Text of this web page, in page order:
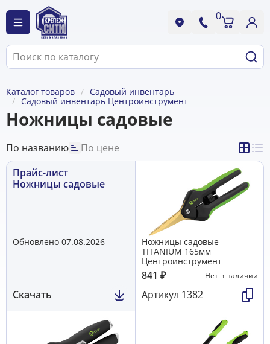
0
Каталог товаров
Садовый инвентарь
Садовый инвентарь Центроинструмент
Ножницы садовые
По названию
По цене
Прайс-лист
Ножницы садовые
Обновлено 07.08.2026
Скачать
Ножницы садовые
TITANIUM 165мм
Центроинструмент
841 ₽ Нет в наличии
Артикул 1382